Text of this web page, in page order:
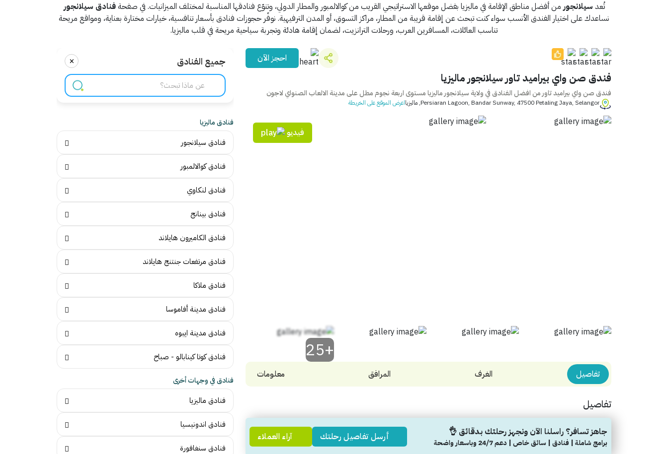
تُعد سيلانجورمن أفضل مناطق الإقامة في ماليزيا بفضل موقعها الاستراتيجي القريب من كوالالمبور والمطار الدولي، وتنوّع فنادقها المناسبة لمختلف الميزانيات. في صفحةفنادق سيلانجور
نساعدك على اختيار الفندق الأنسب سواء كنت تبحث عن إقامة قريبة من المطار، مراكز التسوق، أو المدن الترفيهية. نوفّر حجوزات فنادق بأسعار تنافسية، خيارات مختارة بعناية، ومواقع مريحة
تناسب العائلات، المسافرين العرب، ورحلات الترانزيت، لضمان إقامة هادئة وتجربة سياحية مريحة في قلب ماليزيا.
احجز الآن
فندق صن واي بيراميد تاور سيلانجور ماليزيا
فندق صن واي بيراميد تاور من افضل الفنادق في ولاية سيلانجور ماليزيا مستوى اربعة نجوم مطل على مدينة الالعاب الصنواي لاجون
Persiaran Lagoon, Bandar Sunway, 47500 Petaling Jaya, Selangor, ماليزيا اعرض الموقع على الخريطة
فيديو
+25
تفاصيل الغرف المرافق معلومات
تفاصيل
جاهز تسافر؟ راسلنا الآن ونجهز رحلتك بدقائق 👌
برامج شاملة | فنادق | سائق خاص | دعم 24/7 وباسعار واضحة أرسل تفاصيل رحلتك آراء العملاء
جميع الفنادق ×
فنادق ماليزيا
فنادق سيلانجور
فنادق كوالالمبور
فنادق لنكاوي
فنادق بينانج
فنادق الكاميرون هايلاند
فنادق مرتفعات جنتنج هايلاند
فنادق ملاكا
فنادق مدينة أفاموسا
فنادق مدينة ايبوه
فنادق كوتا كينابالو - صباح
فنادق في وجهات أخرى
فنادق ماليزيا
فنادق اندونيسيا
فنادق سنغافورة